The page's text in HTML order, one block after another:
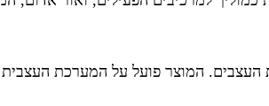
המוצר פועל על המערכת העצבית